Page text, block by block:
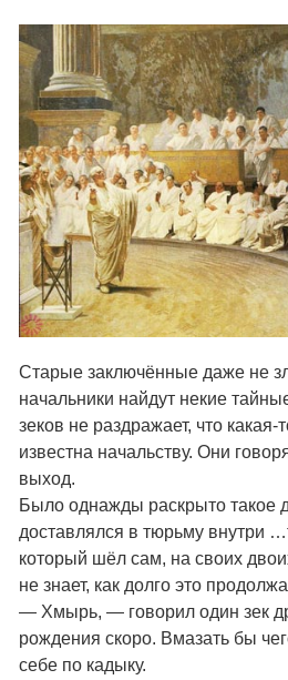
Старые заключённые даже не
начальники найдут некие
зеков не раздражает, что какая-
известна начальству. Они
выход.
Было однажды раскрыто такое
доставлялся в тюрьму внутри
который шёл сам, на своих
не знает, как долго это
— Хмырь, — говорил один зек
рождения скоро. Вмазать бы
себе по кадыку.